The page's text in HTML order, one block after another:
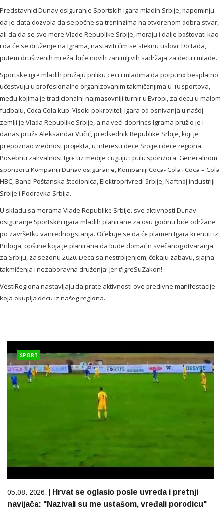
Predstavnici Dunav osiguranje Sportskih igara mladih Srbije, napominju
da je data dozvola da se počne sa treninzima na otvorenom dobra stvar,
ali da da se sve mere Vlade Republike Srbije, moraju i dalje poštovati kao
i da će se druženje na Igrama, nastaviti čim se steknu uslovi. Do tada,
putem društvenih mreža, biće novih zanimljivih sadržaja za decu i mlade.
Sportske igre mladih pružaju priliku deci i mladima da potpuno besplatno
učestvuju u profesionalno organizovanim takmičenjima u 10 sportova,
među kojima je tradicionalni najmasovniji turnir u Evropi, za decu u malom
fudbalu, Coca Cola kup. Visoki pokrovitelj Igara od osnivanja u našoj
zemlji je Vlada Republike Srbije, a najveći doprinos Igrama pružio je i
danas pruža Aleksandar Vučić, predsednik Republike Srbije, koji je
prepoznao vrednost projekta, u interesu dece Srbije i dece regiona.
Posebnu zahvalnost Igre uz medije duguju i pulu sponzora: Generalnom
sponzoru Kompaniji Dunav osiguranje, Kompaniji Coca- Cola i Coca – Cola
HBC, Banci Poštanska štedionica, Elektroprivredi Srbije, Naftnoj industriji
Srbije i Podravka Srbija.
U skladu sa merama Vlade Republike Srbije, sve aktivnosti Dunav
osiguranje Sportskih igara mladih planirane za ovu godinu biće održane
po završetku vanrednog stanja. Očekuje se da će plamen Igara krenuti iz
Priboja, opštine koja je planirana da bude domaćin svečanog otvaranja
za Srbiju, za sezonu 2020. Deca sa nestrpljenjem, čekaju zabavu, sjajna
takmičenja i nezaboravna druženja! Jer #IgreSuZakon!
VestiRegiona nastavljaju da prate aktivnosti ove predivne manifestacije
koja okuplja decu iz našeg regiona.
SPORT
05.08. 2026. |
Hrvat se oglasio posle uvreda i pretnji
navijača: "Nazivali su me ustašom, vređali porodicu"